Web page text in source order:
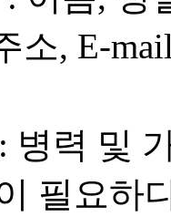
소, E-
병력 및
필요하